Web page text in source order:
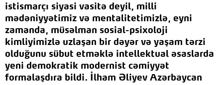
istismarçı siyasi vasitə deyil, milli
mədəniyyətimiz və mentalitetimizlə, eyni
zamanda, müsəlman sosial-psixoloji
kimliyimizlə uzlaşan bir dəyər və yaşam tərzi
olduğunu sübut etməklə intellektual əsaslarda
yeni demokratik modernist cəmiyyət
formalaşdıra bildi. İlham Əliyev Azərbaycan